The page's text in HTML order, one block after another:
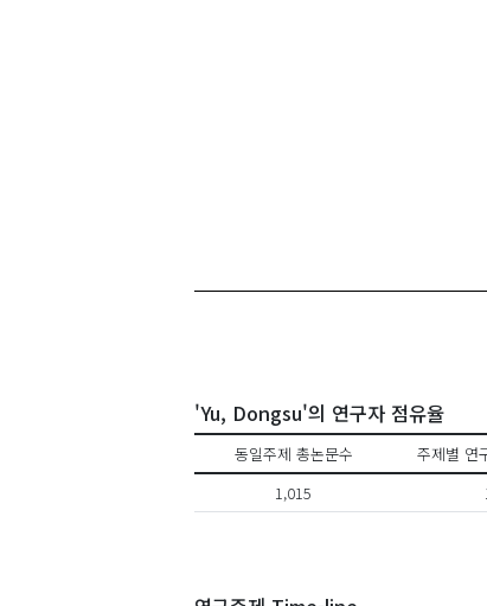
'Yu, Dongsu'의 연구자 점유율
동일주제 총논문수 주제별 연
1,015